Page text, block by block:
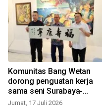
Komunitas Bang Wetan
dorong penguatan kerja
sama seni Surabaya-
Xiamen
Jumat, 17 Juli 2026